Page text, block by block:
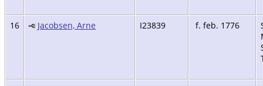
16 Jacobsen, Arne I23839 f. feb. 1776